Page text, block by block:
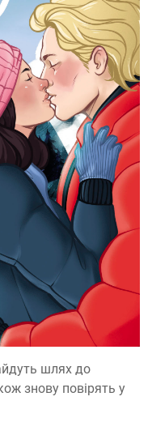
шлях до
знову повірять у